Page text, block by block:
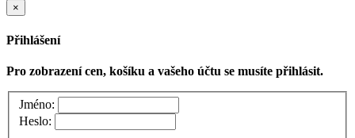
×
Přihlášení
Pro zobrazení cen, košíku a vašeho účtu se musíte přihlásit.
Jméno:
Heslo: